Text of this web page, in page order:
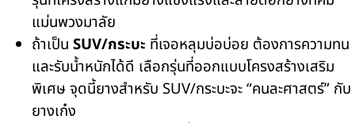
แม่นพวงมาลัย
ถ้าเป็น SUV/กระบะ ที่เจอหลุมบ่อบ่อย ต้องการความทน
และรับน้ำหนักได้ดี เลือกรุ่นที่ออกแบบโครงสร้างเสริม
พิเศษ จุดนี้ยางสำหรับ SUV/กระบะจะ “คนละศาสตร์” กับ
ยางเก๋ง